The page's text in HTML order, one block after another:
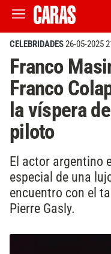
CELEBRIDADES26-05-2025
Franco
Franco
la víspera
piloto
El actor argentino
especial de una
encuentro con el
Pierre Gasly.